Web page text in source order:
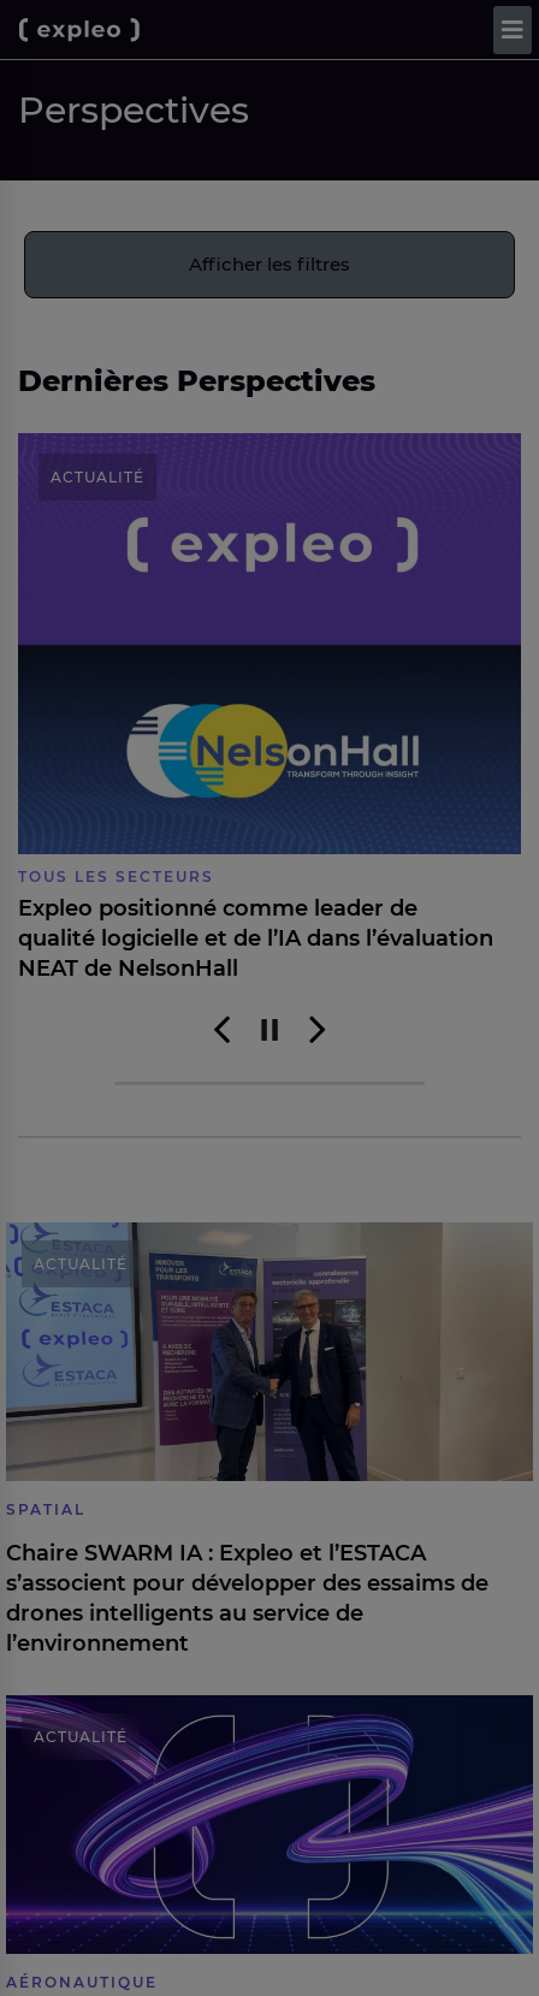
Perspectives
Afficher les filtres
Dernières Perspectives
ACTUALITÉ
TOUS LES SECTEURS
Expleo positionné comme leader de
qualité logicielle et de l’IA dans l’évaluation
NEAT de NelsonHall
Chaire SWARM IA : Expleo et l’ESTACA s’associent
pour développer des essaims de drones intelligents
au service de l’environnement
ACTUALITÉ
SPATIAL
Chaire SWARM IA : Expleo et l’ESTACA
s’associent pour développer des essaims de
drones intelligents au service de
l’environnement
Retrouvez Expleo au Salon International de
l’Aéronautique et de l’Espace de Paris 2025
ACTUALITÉ
AÉRONAUTIQUE